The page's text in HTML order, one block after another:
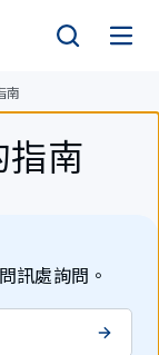
南
南
訊處詢問。